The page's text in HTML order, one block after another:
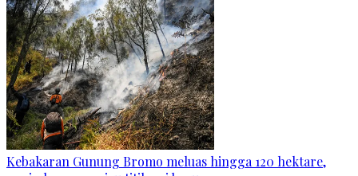
Kebakaran Gunung Bromo meluas hingga 120 hektare,